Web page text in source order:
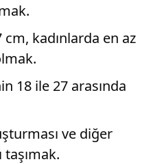
kadınlarda en az
18 ile 27 arasında
ve diğer